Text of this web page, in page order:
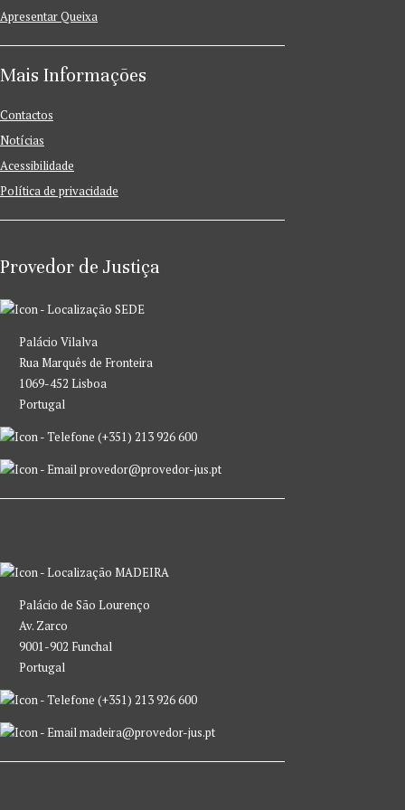
Apresentar Queixa
Mais Informações
Contactos
Notícias
Acessibilidade
Política de privacidade
Provedor de Justiça
SEDE
Palácio Vilalva
Rua Marquês de Fronteira
1069-452 Lisboa
Portugal
(+351) 213 926 600
provedor@provedor-jus.pt
MADEIRA
Palácio de São Lourenço
Av. Zarco
9001-902 Funchal
Portugal
(+351) 213 926 600
madeira@provedor-jus.pt